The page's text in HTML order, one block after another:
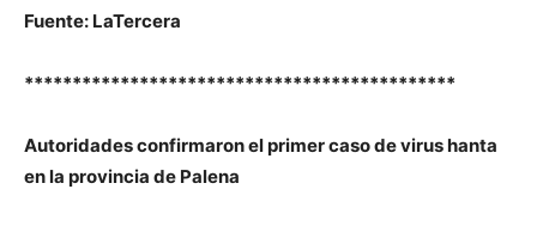
Fuente: LaTercera
*********************************************
Autoridades confirmaron el primer caso de virus hanta
en la provincia de Palena